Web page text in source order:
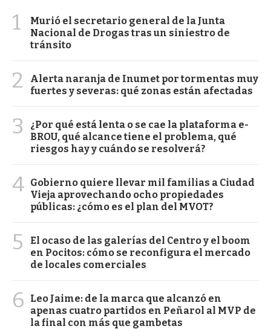
1
Murió el secretario general de la Junta
Nacional de Drogas tras un siniestro de
tránsito
2
Alerta naranja de Inumet por tormentas muy
fuertes y severas: qué zonas están afectadas
3
¿Por qué está lenta o se cae la plataforma e-
BROU, qué alcance tiene el problema, qué
riesgos hay y cuándo se resolverá?
4 Gobierno quiere llevar mil familias a Ciudad
Vieja aprovechando ocho propiedades
públicas: ¿cómo es el plan del MVOT?
5
El ocaso de las galerías del Centro y el boom
en Pocitos: cómo se reconfigura el mercado
de locales comerciales
6
Leo Jaime: de la marca que alcanzó en
apenas cuatro partidos en Peñarol al MVP de
la final con más que gambetas